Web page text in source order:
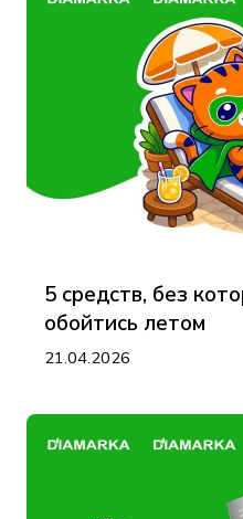
5 средств, без
обойтись летом
21.04.2026